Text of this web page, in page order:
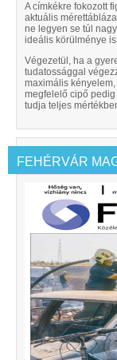
A címkékre fokozott
aktuális
ne legyen se túl
ideális körülménye
Végezetül, ha a
tudatossággal
maximális
megfelelő cipő
tudja teljes
FEHÉRVÁR